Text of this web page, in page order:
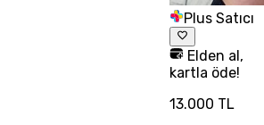
Plus Satıcı
Elden al,
kartla öde!
13.000 TL